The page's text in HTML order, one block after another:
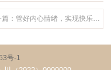
下一篇：管好内心情绪，实现快乐最大化
号-1